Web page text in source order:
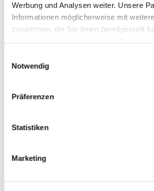
Werbung und Analysen weiter. Unsere
Informationen möglicherweise mit
zusammen, die Sie ihnen bereitgestellt
Notwendig
Präferenzen
Statistiken
Marketing
24-03-04 Parcel Law- Neue
Paketdistribution
nur für
24-02-02 Notfalldienst für blockierte
24-02-02 Notfallplan für den Hafen